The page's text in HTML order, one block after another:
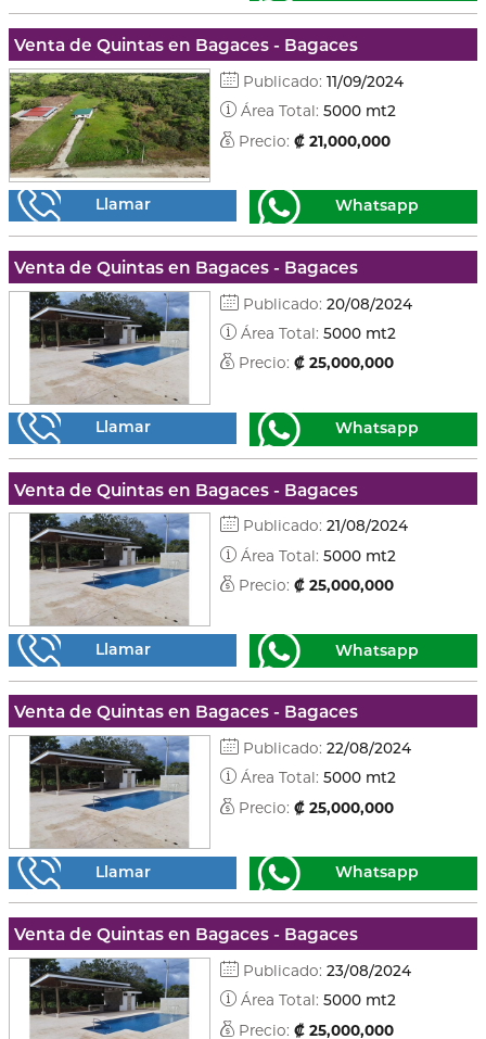
Venta de Quintas en Bagaces - Bagaces
Publicado: 11/09/2024
Área Total: 5000 mt2
Precio: ₡ 21,000,000
Llamar Whatsapp
Venta de Quintas en Bagaces - Bagaces
Publicado: 20/08/2024
Área Total: 5000 mt2
Precio: ₡ 25,000,000
Llamar Whatsapp
Venta de Quintas en Bagaces - Bagaces
Publicado: 21/08/2024
Área Total: 5000 mt2
Precio: ₡ 25,000,000
Llamar Whatsapp
Venta de Quintas en Bagaces - Bagaces
Publicado: 22/08/2024
Área Total: 5000 mt2
Precio: ₡ 25,000,000
Llamar Whatsapp
Venta de Quintas en Bagaces - Bagaces
Publicado: 23/08/2024
Área Total: 5000 mt2
Precio: ₡ 25,000,000